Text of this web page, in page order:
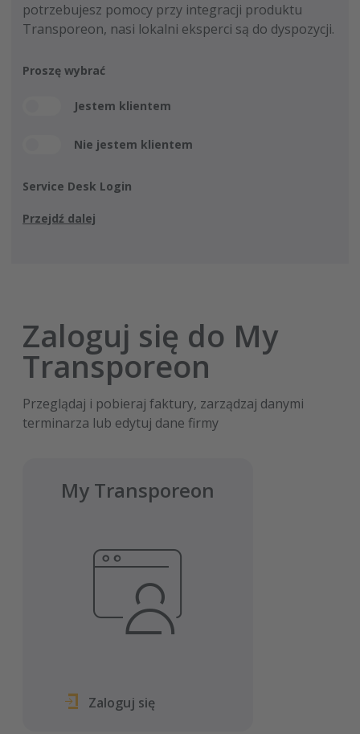
potrzebujesz pomocy przy integracji produktu
Transporeon, nasi lokalni eksperci są do dyspozycji.
Proszę wybrać
Jestem klientem
Nie jestem klientem
Service Desk Login
Przejdź dalej
Zaloguj się do My
Transporeon
Przeglądaj i pobieraj faktury, zarządzaj danymi
terminarza lub edytuj dane firmy
My Transporeon
Zaloguj się